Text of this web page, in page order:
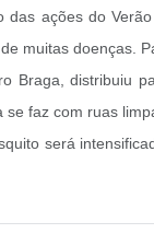
ações do
muitas doenças.
Braga, distribuiu
faz com ruas
será